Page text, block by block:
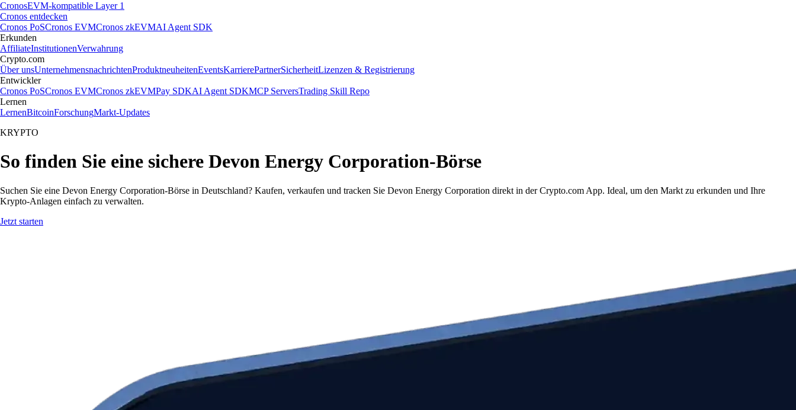
CronosEVM-kompatible Layer 1
Cronos entdecken
Cronos PoSCronos EVMCronos zkEVMAI Agent SDK
Erkunden
AffiliateInstitutionenVerwahrung
Crypto.com
Über unsUnternehmensnachrichtenProduktneuheitenEventsKarrierePartnerSicherheitLizenzen & Registrierung
Entwickler
Cronos PoSCronos EVMCronos zkEVMPay SDKAI Agent SDKMCP ServersTrading Skill Repo
Lernen
LernenBitcoinForschungMarkt-Updates
KRYPTO
So finden Sie eine sichere Devon Energy Corporation-Börse
Suchen Sie eine Devon Energy Corporation-Börse in Deutschland? Kaufen, verkaufen und tracken Sie Devon Energy Corporation direkt in der Crypto.com App. Ideal, um den Markt zu erkunden und Ihre
Krypto-Anlagen einfach zu verwalten.
Jetzt starten